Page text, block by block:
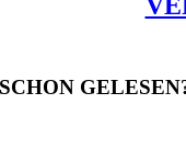
SCHON